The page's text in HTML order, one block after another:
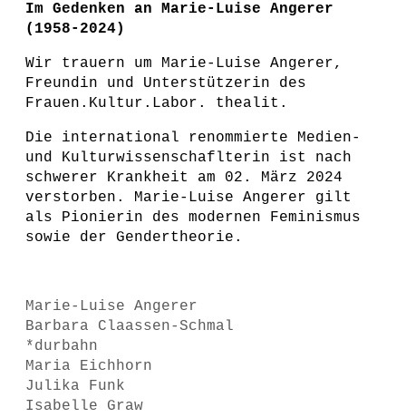
Im Gedenken an Marie-Luise Angerer
(1958-2024)
Wir trauern um Marie-Luise Angerer,
Freundin und Unterstützerin des
Frauen.Kultur.Labor. thealit.
Die international renommierte Medien-
und Kulturwissenschaflterin ist nach
schwerer Krankheit am 02. März 2024
verstorben. Marie-Luise Angerer gilt
als Pionierin des modernen Feminismus
sowie der Gendertheorie.
Marie-Luise Angerer
Barbara Claassen-Schmal
*durbahn
Maria Eichhorn
Julika Funk
Isabelle Graw